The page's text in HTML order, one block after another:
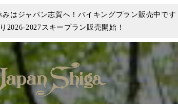
はジャパン志賀へ！バイキングプラン販売中です
2026-2027スキープラン販売開始！